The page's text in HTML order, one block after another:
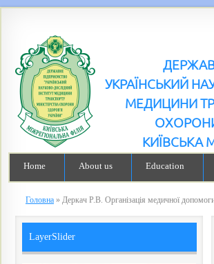
УКРАЇНСЬКИЙ
МЕДИЦИНИ
КИЇВСЬКА
Home About us Education
Головна » Деркач Р.В. Організація медичної
LayerSlider